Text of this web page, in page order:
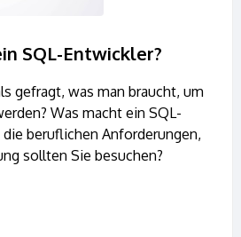
SQL-Entwickler?
gefragt, was man braucht, um
Was macht ein SQL-
beruflichen Anforderungen,
sollten Sie besuchen?